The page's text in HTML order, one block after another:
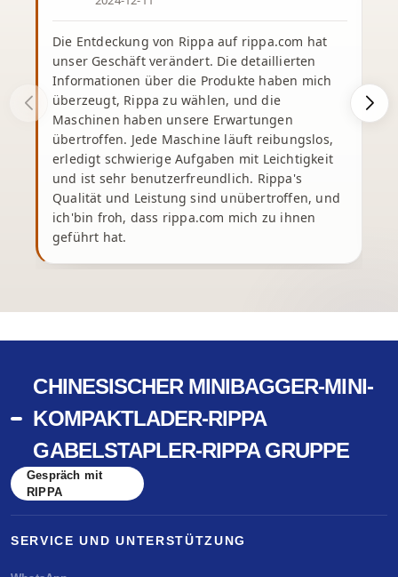
Die Entdeckung von Rippa auf rippa.com hat
unser Geschäft verändert. Die detaillierten
Informationen über die Produkte haben mich
überzeugt, Rippa zu wählen, und die
Maschinen haben unsere Erwartungen
übertroffen. Jede Maschine läuft reibungslos,
erledigt schwierige Aufgaben mit Leichtigkeit
und ist sehr benutzerfreundlich. Rippa's
Qualität und Leistung sind unübertroffen, und
ich'bin froh, dass rippa.com mich zu ihnen
geführt hat.
CHINESISCHER MINIBAGGER-MINI-
KOMPAKTLADER-RIPPA
GABELSTAPLER-RIPPA GRUPPE
Gespräch mit
RIPPA
SERVICE UND UNTERSTÜTZUNG